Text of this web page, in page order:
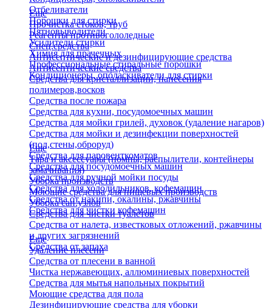
Отбеливатели
Порошки для стирки
Пятновыводители
Усилители стирки
Химия для прачечных
Профессиональные стиральные порошки
Кондиционеры, ополаскиватели для стирки
Еще
Прочистка стоков, труб
Реагенты противогололедные
Спец.средства
Антисептические и дезинфицирующие средства
Антисептические средства
Средства для кристаллизации, нанесения
полимеров,восков
Средства после пожара
Средства для кухни, посудомоечных машин
Средства для мойки грилей, духовок (удаление нагаров)
Средства для мойки и дезинфекции поверхностей
(пол,стены,оброруд)
Средства для паровенткоматов
Средства для посудомоечных машин
Средства для ручной мойки посуды
Средства для холодильников, кофемашин
Средства от накипи, окалины, ржавчины
Средства для чистки кофемашин
Еще
Тара и аксессуары (помпы, распылители, контейнеры
замачивания)
Уборка производств
Моющие средства для пищевых производств
Уборка сан.узлов
Средства для чистки туалетов
Средства от налета, известковых отложений, ржавчины
и других загрязнений
Средства от запаха
Еще
Удаление плесени
Средства от плесени в ванной
Чистка нержавеющих, аллюминиевых поверхностей
Средства для мытья напольных покрытий
Моющие средства для пола
Дезинфицирующие средства для уборки